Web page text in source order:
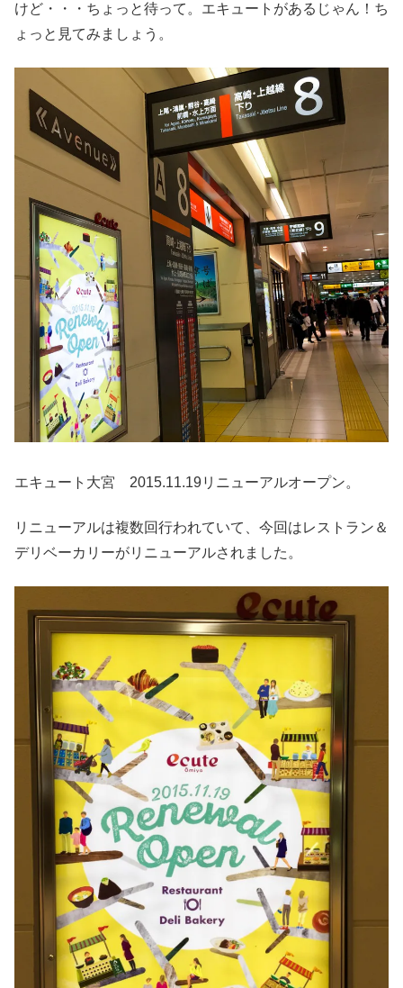
けど・・・ちょっと待って。エキュートがあるじゃん！ち
ょっと見てみましょう。
エキュート大宮 2015.11.19リニューアルオープン。
リニューアルは複数回行われていて、今回はレストラン＆
デリベーカリーがリニューアルされました。